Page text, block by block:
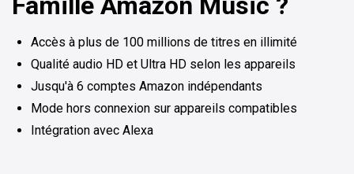
Accès à plus de 100 millions de titres en illimité
Qualité audio HD et Ultra HD selon les appareils
Jusqu'à 6 comptes Amazon indépendants
Mode hors connexion sur appareils compatibles
Intégration avec Alexa